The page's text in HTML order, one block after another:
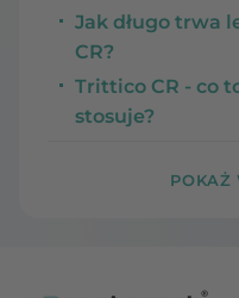
Jak długo trwa
CR?
Trittico CR - co
stosuje?